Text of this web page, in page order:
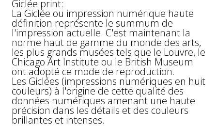
Giclée print:
La Giclée ou impression numérique haute
définition représente le summum de
l'impression actuelle. C'est maintenant la
norme haut de gamme du monde des arts,
les plus grands musées tels que le Louvre, le
Chicago Art Institute ou le British Museum
ont adopté ce mode de reproduction.
Les Giclées (impressions numériques en huit
couleurs) à l'origine de cette qualité des
données numériques amenant une haute
précision dans les détails et des couleurs
brillantes et intenses.